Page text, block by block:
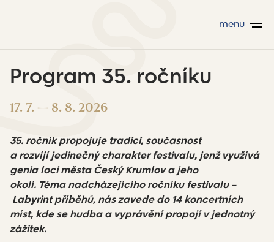
menu
Program 35. ročníku
17. 7. — 8. 8. 2026
35. ročník propojuje tradici, současnost
a rozvíjí jedinečný charakter festivalu, jenž využívá
genia loci města Český Krumlov a jeho
okolí. Téma nadcházejícího ročníku festivalu –
Labyrint příběhů, nás zavede do 14 koncertních
míst, kde se hudba a vyprávění propojí v jednotný
zážitek.